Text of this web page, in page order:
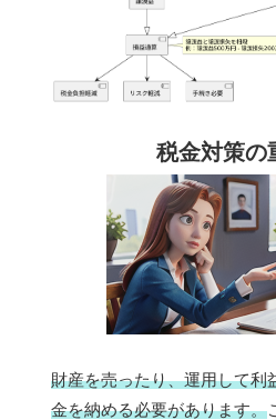
税金対策の
財産を売ったり、運用して利
金を納める必要があります。